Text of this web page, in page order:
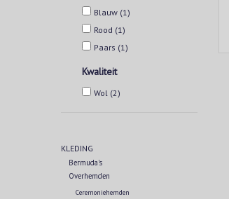
Blauw (1)
Rood (1)
Paars (1)
Kwaliteit
Wol (2)
KLEDING
Bermuda's
Overhemden
Ceremoniehemden